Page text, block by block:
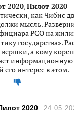
2020,Пилот 2020
как Чибис
мысль.
РСО на
государства».
а кому
информационную
его интерес в этом.
2020